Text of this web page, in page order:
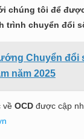
chúng tôi để
trình chuyển đổi
Chuyển đổi
năm 2025
về OCD được cập